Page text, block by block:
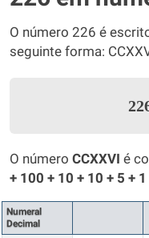
O número 226 é
seguinte forma:
O número CCXXVI é
+ 100 + 10 + 10 + 5 + 1
Numeral
Decimal